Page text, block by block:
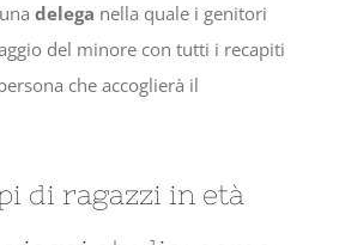
delega nella quale i genitori
del minore con tutti i recapiti
che accoglierà il
di ragazzi in età